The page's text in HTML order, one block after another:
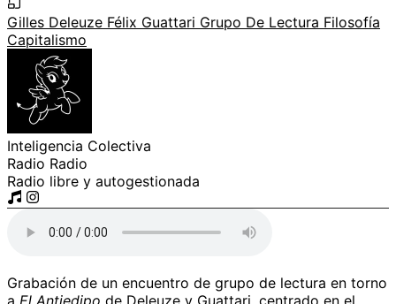
Gilles Deleuze Félix Guattari Grupo De Lectura Filosofía
Capitalismo
Inteligencia Colectiva
Radio Radio
Radio libre y autogestionada
Grabación de un encuentro de grupo de lectura en torno